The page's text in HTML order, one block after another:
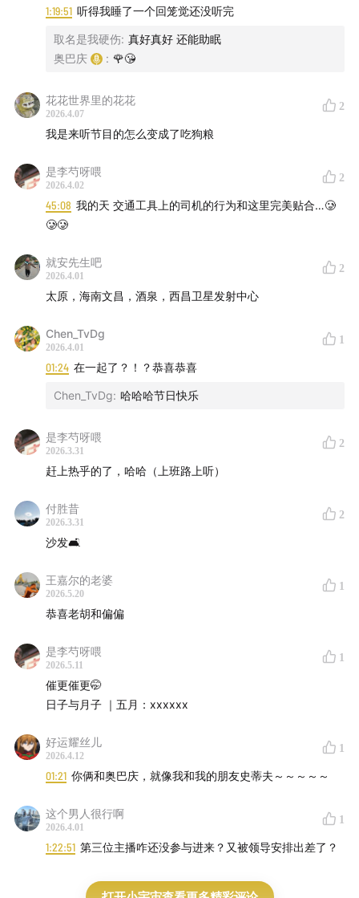
是——藏在时间里的提示卡，我们只是想提醒你：可以慢
一点、可以温柔一点、也可以认真生活一点。
如果你愿意，从今天开始，试着每天留意一个“日子”吧~也
许你会发现：生活没有那么普通，只是我们很久没有认真
看过它了。
奥巴庆 老胡 偏偏
BGM：
张国荣-春夏秋冬
1:19:51 听得我睡了一个回笼觉还没听完
取名是我硬伤: 真好真好 还能助眠
奥巴庆
: 🌹😘
花花世界里的花花
2026.4.07
2
我是来听节目的怎么变成了吃狗粮
是李芍呀喂
2026.4.02
2
45:08 我的天 交通工具上的司机的行为和这里完美贴合…🥲
🥲🥲
就安先生吧
2026.4.01
2
太原，海南文昌，酒泉，西昌卫星发射中心
Chen_TvDg
2026.4.01
1
01:24 在一起了？！？恭喜恭喜
Chen_TvDg: 哈哈哈节日快乐
是李芍呀喂
2026.3.31
2
赶上热乎的了，哈哈（上班路上听）
付胜昔
2026.3.31
2
沙发🛋️
王嘉尔的老婆
2026.5.20
1
恭喜老胡和偏偏
是李芍呀喂
2026.5.11
1
催更催更🤭
日子与月子 ｜五月：xxxxxx
好运耀丝儿
2026.4.12
1
01:21 你俩和奥巴庆，就像我和我的朋友史蒂夫～～～～～
这个男人很行啊
2026.4.01
1
1:22:51 第三位主播咋还没参与进来？又被领导安排出差了？